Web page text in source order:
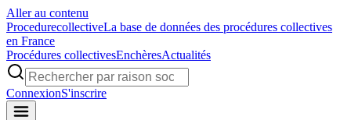
Aller au contenu
ProcedurecollectiveLa base de données des procédures collectives
en France
Procédures collectivesEnchèresActualités
ConnexionS'inscrire